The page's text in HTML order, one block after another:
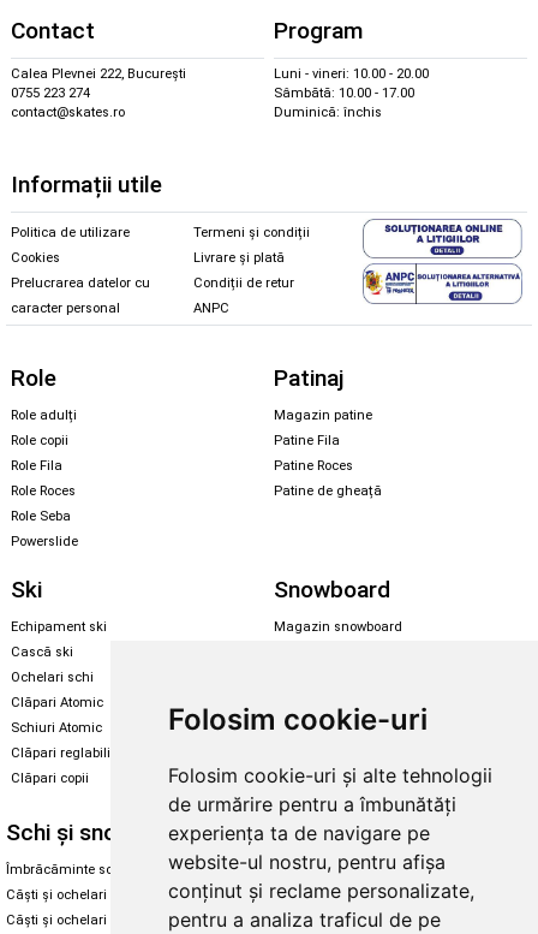
Folosim cookie-uri
Folosim cookie-uri și alte tehnologii
de urmărire pentru a îmbunătăți
experiența ta de navigare pe
website-ul nostru, pentru afișa
conținut și reclame personalizate,
pentru a analiza traficul de pe
Contact
Calea Plevnei 222, București
0755 223 274
contact@skates.ro
Program
Luni - vineri: 10.00 - 20.00
Sâmbătă: 10.00 - 17.00
Duminică: închis
Informații utile
Politica de utilizare
Cookies
Prelucrarea datelor cu
caracter personal
Termeni și condiții
Livrare și plată
Condiții de retur
ANPC
Role
Role adulți
Role copii
Role Fila
Role Roces
Role Seba
Powerslide
Patinaj
Magazin patine
Patine Fila
Patine Roces
Patine de gheață
Ski
Echipament ski
Cască ski
Ochelari schi
Clăpari Atomic
Schiuri Atomic
Clăpari reglabili
Clăpari copii
Snowboard
Magazin snowboard
Skate & longboard
Enuff Skateboards
Schi și snowboard
Îmbrăcăminte schi și snowboard
Căști și ochelari de iarnă
Căști și ochelari Alpina
Diverse
Cum aleg rolele
Cum aleg ochelarii
Ochelari de soare Oakley